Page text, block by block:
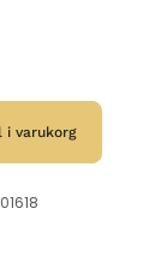
i varukorg